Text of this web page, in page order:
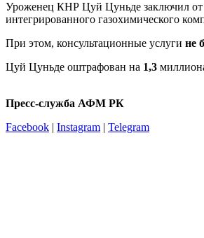
Уроженец КНР Цуй Цуньде заключил
интегрированного газохимического
При этом, консультационные услуги не
Цуй Цуньде оштрафован на 1,3
Пресс-служба АФМ РК
Facebook | Instagram | Telegram